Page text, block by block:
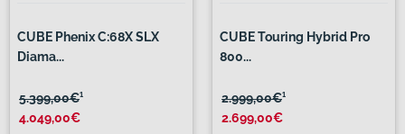
CUBE Phenix C:68X SLX
Diama...
5.399,00€¹
4.049,00€
CUBE Touring Hybrid Pro
800...
2.999,00€¹
2.699,00€